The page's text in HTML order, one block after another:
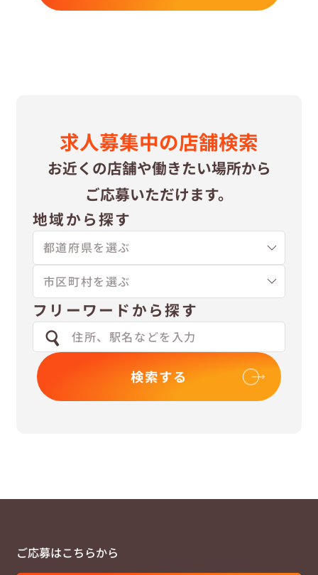
求⼈募集中の店舗検索
お近くの店舗や働きたい場所から
ご応募いただけます。
地域から探す
フリーワードから探す
検索する
ご応募はこちらから